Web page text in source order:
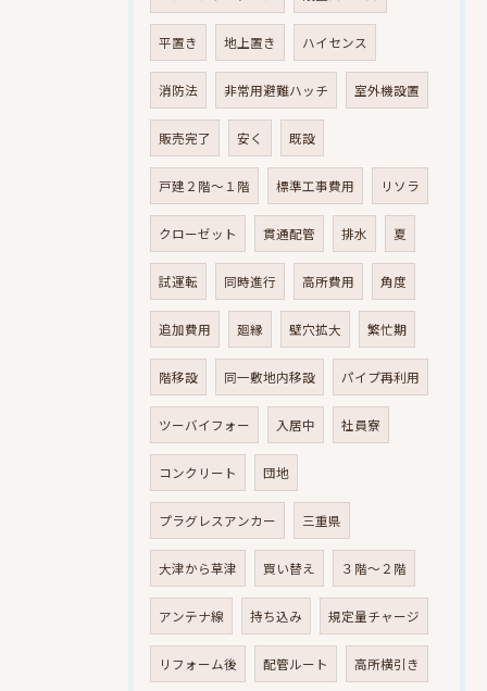
平置き 地上置き ハイセンス
消防法 非常用避難ハッチ 室外機設置
販売完了 安く 既設
戸建２階～１階 標準工事費用 リソラ
クローゼット 貫通配管 排水 夏
試運転 同時進行 高所費用 角度
追加費用 廻縁 壁穴拡大 繁忙期
階移設 同一敷地内移設 パイプ再利用
ツーバイフォー 入居中 社員寮
コンクリート 団地
プラグレスアンカー 三重県
大津から草津 買い替え ３階～２階
アンテナ線 持ち込み 規定量チャージ
リフォーム後 配管ルート 高所横引き